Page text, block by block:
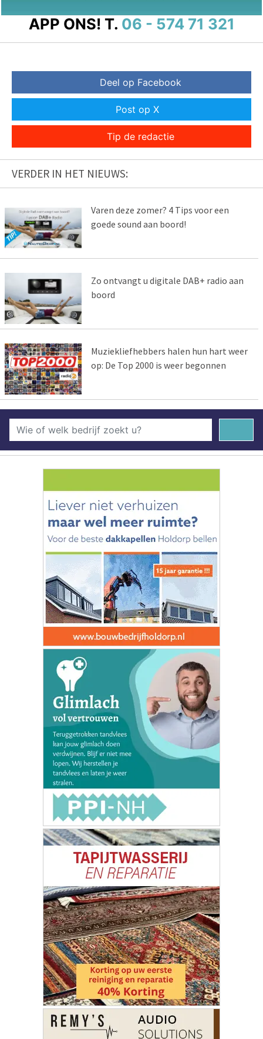
APP ONS! T. 06 - 574 71 321
Deel op Facebook
Post op X
Tip de redactie
VERDER IN HET NIEUWS:
Varen deze zomer? 4 Tips voor een
goede sound aan boord!
Zo ontvangt u digitale DAB+ radio aan
boord
Muziekliefhebbers halen hun hart weer
op: De Top 2000 is weer begonnen